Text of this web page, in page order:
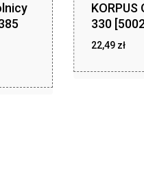
KORPUS
330
22,49 zł